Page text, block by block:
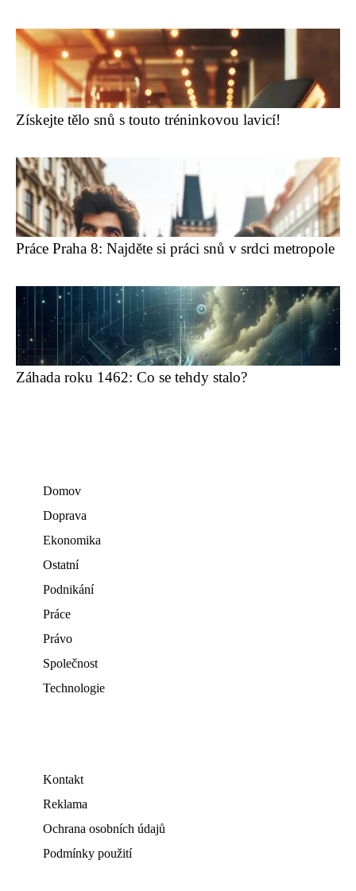
Získejte tělo snů s touto tréninkovou lavicí!
Práce Praha 8: Najděte si práci snů v srdci metropole
Záhada roku 1462: Co se tehdy stalo?
Domov
Doprava
Ekonomika
Ostatní
Podnikání
Práce
Právo
Společnost
Technologie
Kontakt
Reklama
Ochrana osobních údajů
Podmínky použití